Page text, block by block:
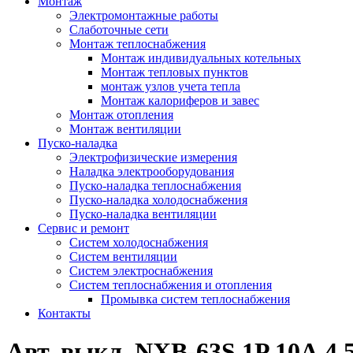
Электромонтажные работы
Слаботочные сети
Монтаж теплоснабжения
Монтаж индивидуальных котельных
Монтаж тепловых пунктов
монтаж узлов учета тепла
Монтаж калориферов и завес
Монтаж отопления
Монтаж вентиляции
Пуско-наладка
Электрофизические измерения
Наладка электрооборудования
Пуско-наладка теплоснабжения
Пуско-наладка холодоснабжения
Пуско-наладка вентиляции
Сервис и ремонт
Систем холодоснабжения
Систем вентиляции
Систем электроснабжения
Систем теплоснабжения и отопления
Промывка систем теплоснабжения
Контакты